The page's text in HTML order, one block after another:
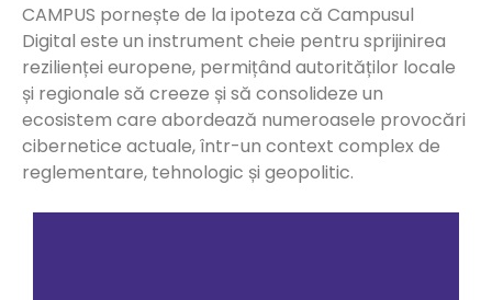
CAMPUS pornește de la ipoteza că Campusul
Digital este un instrument cheie pentru sprijinirea
rezilienței europene, permițând autorităților locale
și regionale să creeze și să consolideze un
ecosistem care abordează numeroasele provocări
cibernetice actuale, într-un context complex de
reglementare, tehnologic și geopolitic.